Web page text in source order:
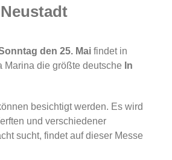
den 25. Maifindet in
Marina die größte deutsche In
besichtigt werden. Es wird
und verschiedener
sucht, findet auf dieser Messe